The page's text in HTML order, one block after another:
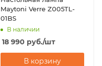
Maytoni Verre Z005TL-
01BS
В наличии
18 990 руб./шт
В корзину